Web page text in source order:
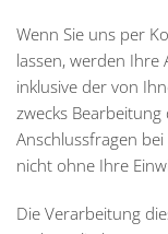
Wenn Sie uns per
lassen, werden
inklusive der von
zwecks
Anschlussfragen
nicht ohne Ihre
Die Verarbeitung